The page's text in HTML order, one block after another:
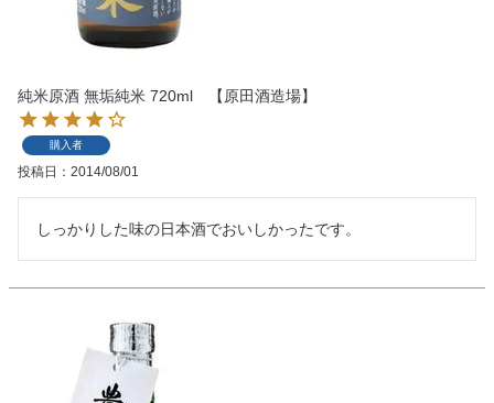
純米原酒 無垢純米 720ml 【原田酒造場】
購入者
投稿日 2014/08/01
しっかりした味の日本酒でおいしかったです。